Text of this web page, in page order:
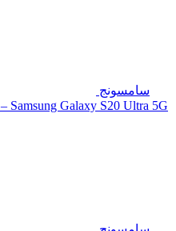
سامسونج
جالاكسي اس 20 الترا 5 جى – Samsung Galaxy S20 Ultra 5G